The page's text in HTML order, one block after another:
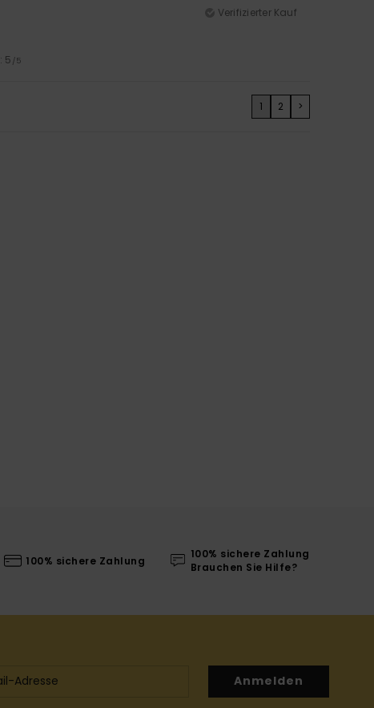
Verifizierter Kauf
: 5 /5
1 2 >
100% sichere Zahlung
100% sichere Zahlung
Brauchen Sie Hilfe?
Anmelden